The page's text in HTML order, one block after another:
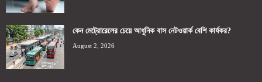
কেন মেট্রোরেলের চেয়ে আধুনিক বাস নেটওয়ার্ক বেশি কার্যকর?
August 2, 2026